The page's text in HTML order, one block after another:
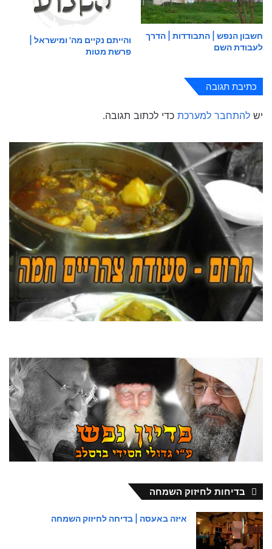
חשבון הנפש | התבודדות | הדרך
לעבודת השם
והייתם נקיים מה' ומישראל |
פרשת מטות
כתיבת תגובה
יש להתחבר למערכת כדי לכתוב תגובה.
בדיחות לחיזוק השמחה
איזה באעסה | בדיחה לחיזוק השמחה